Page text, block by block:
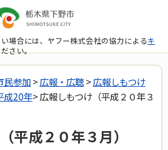
場合には、ヤフー株式会社の協力によるキ
さい。
民参加>広報・広聴>広報しもつけ
成20年> 広報しもつけ（平成２０年３
平成２０年３月）